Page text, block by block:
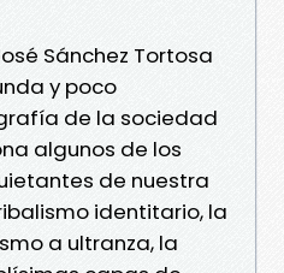
Sánchez Tortosa
y poco
de la sociedad
algunos de los
de nuestra
identitario, la
a ultranza, la